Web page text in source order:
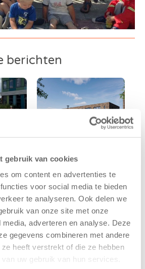
gebruik van cookies
om content en advertenties te
voor social media te bieden
te analyseren. Ook delen we
van onze site met onze
adverteren en analyse. Deze
gegevens combineren met andere
heeft verstrekt of die ze hebben
uw gebruik van hun services.
berichten
Kids First
tekent
koopcontract
voor nieuw
kindcentrum in
wijk Wiarda in
Leeuwarden
11 juni 2026